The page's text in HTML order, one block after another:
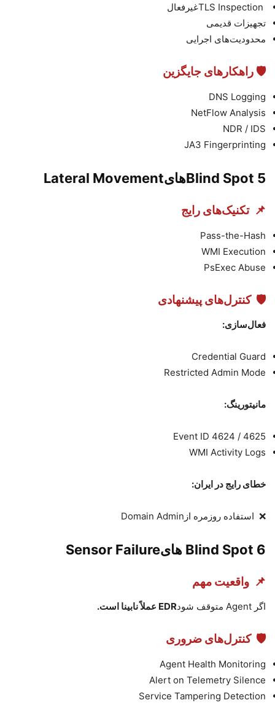
TLS Inspectionغیرفعال
تجهیزات قدیمی
محدودیت‌های اجرایی
🛡 راهکارهای جایگزین
DNS Logging
NetFlow Analysis
NDR / IDS
JA3 Fingerprinting
5️
Blind SpotهایLateral Movement
📌 تکنیک‌های رایج
Pass-the-Hash
WMI Execution
PsExec Abuse
🛡 کنترل‌های پیشنهادی
فعال‌سازی:
Credential Guard
Restricted Admin Mode
مانیتورینگ:
Event ID 4624 / 4625
WMI Activity Logs
خطای رایج در ایران:
❌ استفاده روزمره از Domain Admin
6️
Blind Spot هایSensor Failure
📌 واقعیت مهم
اگر Agent متوقف شودEDR عملاً نابینا است.
🛡 کنترل‌های ضروری
Agent Health Monitoring
Alert on Telemetry Silence
Service Tampering Detection